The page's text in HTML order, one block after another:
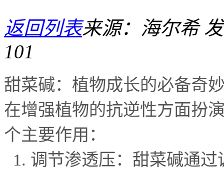
返回列表来源：海尔希
101
甜菜碱：植物成长的必备奇
在增强植物的抗逆性方面扮
个主要作用：
1. 调节渗透压：甜菜碱通